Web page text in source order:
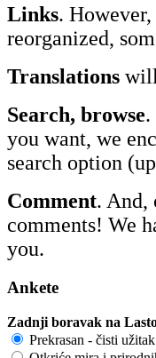
Links.
reorganized,
Translations
Search, browse.
you want, we
search option
Comment. And,
comments! We
you.
Ankete
Zadnji boravak na
Prekrasan - čisti užitak